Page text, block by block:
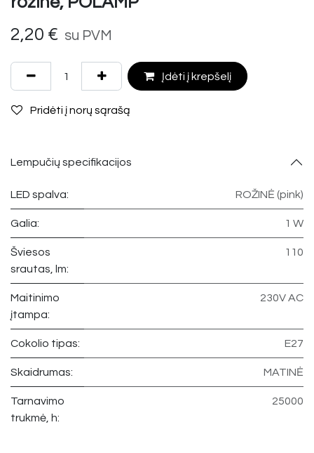
2,20 € su PVM
Įdėti į krepšelį
Pridėti į norų sąrašą
Lempučių specifikacijos
LED spalva: ROŽINĖ (pink)
Galia: 1 W
Šviesos
srautas, lm:
110
Maitinimo
įtampa:
230V AC
Cokolio tipas: E27
Skaidrumas: MATINĖ
Tarnavimo
trukmė, h:
25000